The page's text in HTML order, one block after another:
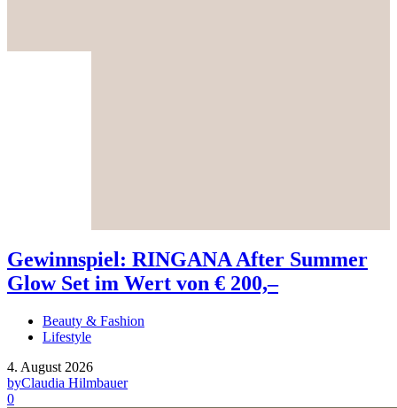
Gewinnspiel: RINGANA After Summer
Glow Set im Wert von € 200,–
Beauty & Fashion
Lifestyle
4. August 2026
byClaudia Hilmbauer
0